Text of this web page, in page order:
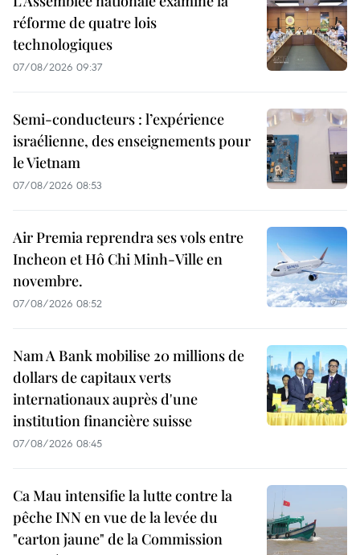
réforme de quatre lois
technologiques
07/08/2026 09:37
Semi-conducteurs : l’expérience
israélienne, des enseignements pour
le Vietnam
07/08/2026 08:53
Air Premia reprendra ses vols entre
Incheon et Hô Chi Minh-Ville en
novembre.
07/08/2026 08:52
Nam A Bank mobilise 20 millions de
dollars de capitaux verts
internationaux auprès d'une
institution financière suisse
07/08/2026 08:45
Ca Mau intensifie la lutte contre la
pêche INN en vue de la levée du
"carton jaune" de la Commission